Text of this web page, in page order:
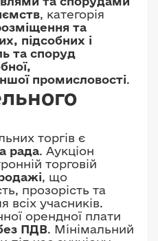
, категорія
та
підсобних і
та споруд
промисловості.
торгів є
рада. Аукціон
торговій
, що
прозорість та
всіх учасників.
орендної плати
ПДВ. Мінімальний